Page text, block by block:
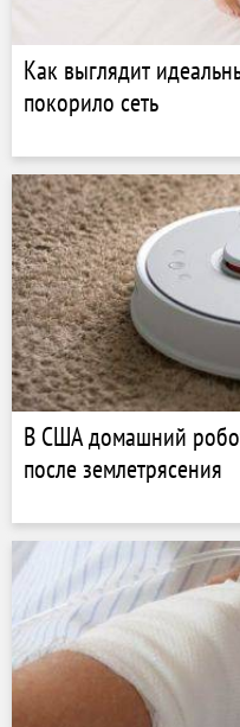
Как выглядит
покорило сеть
В США домашний
после землетрясения